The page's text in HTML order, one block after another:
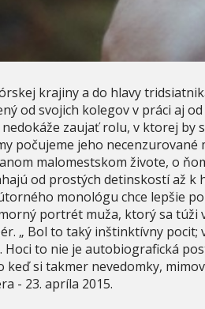
krajiny a do hlavy
od svojich kolegov v práci aj
zaujať rolu, v ktorej by
počujeme jeho
malomestskom živote, o
od prostých detinskostí až k
monológu chce lepšie
portrét muža, ktorý sa túži
„ Bol to taký inštinktívny
Hoci to nie je autobiografická
keď si takmer nevedomky,
- 23. apríla 2015.